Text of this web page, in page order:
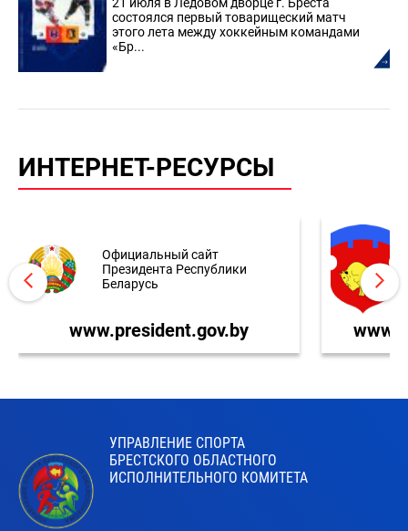
состоялся первый товарищеский матч
этого лета между хоккейным командами
«Бр...
ИНТЕРНЕТ-РЕСУРСЫ
Официальный сайт
Президента Республики
Беларусь
www.president.gov.by
УПРАВЛЕНИЕ СПОРТА
БРЕСТСКОГО ОБЛАСТНОГО
ИСПОЛНИТЕЛЬНОГО КОМИТЕТА